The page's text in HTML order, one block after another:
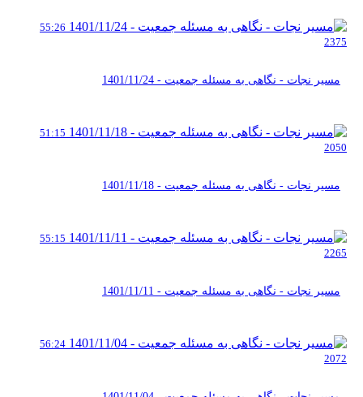
55:26
2375
مسیر نجات - نگاهی به مسئله جمعیت - 1401/11/24
51:15
2050
مسیر نجات - نگاهی به مسئله جمعیت - 1401/11/18
55:15
2265
مسیر نجات - نگاهی به مسئله جمعیت - 1401/11/11
56:24
2072